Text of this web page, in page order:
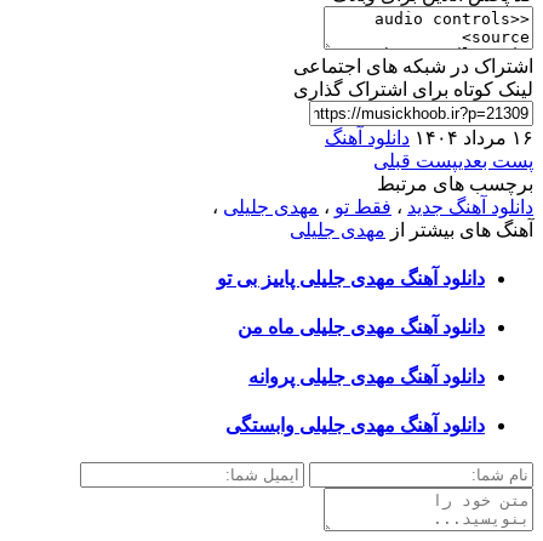
اشتراک در شبکه های اجتماعی
لینک کوتاه برای اشتراک گذاری
۱۶ مرداد ۱۴۰۴
دانلود آهنگ
پست بعدیپست قبلی
برچسب های مرتبط
دانلود آهنگ جدید ، فقط تو ، مهدی جلیلی ،
آهنگ های بیشتر از مهدی جلیلی
دانلود آهنگ مهدی جلیلی پاییز بی تو
دانلود آهنگ مهدی جلیلی ماه من
دانلود آهنگ مهدی جلیلی پروانه
دانلود آهنگ مهدی جلیلی وابستگی